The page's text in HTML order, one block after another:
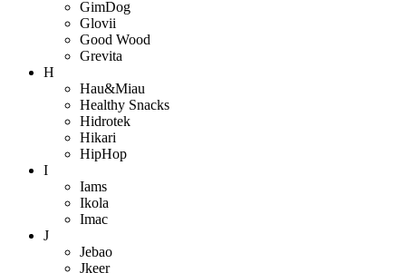
GimDog
Glovii
Good Wood
Grevita
H
Hau&Miau
Healthy Snacks
Hidrotek
Hikari
HipHop
I
Iams
Ikola
Imac
J
Jebao
Jkeer